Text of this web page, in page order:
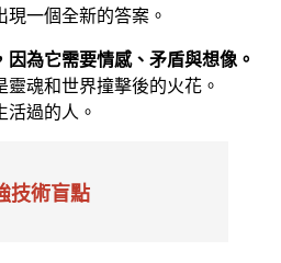
一個全新的答案。
為它需要情感、矛盾與想像。
魂和世界撞擊後的火花。
活過的人。
技術盲點